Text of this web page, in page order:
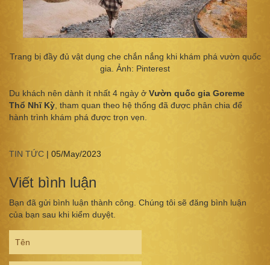
Trang bị đầy đủ vật dụng che chắn nắng khi khám phá vườn quốc
gia. Ảnh: Pinterest
Du khách nên dành ít nhất 4 ngày ở Vườn quốc gia Goreme
Thổ Nhĩ Kỳ , tham quan theo hệ thống đã được phân chia để
hành trình khám phá được trọn vẹn.
TIN TỨC | 05/May/2023
Viết bình luận
Bạn đã gửi bình luận thành công. Chúng tôi sẽ đăng bình luận
của bạn sau khi kiểm duyệt.